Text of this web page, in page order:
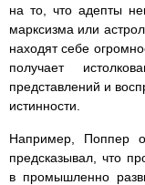
на то, что адепты
марксизма или
находят себе
получает
представлений и
истинности.
Например, Поппер
предсказывал, что
в промышленно